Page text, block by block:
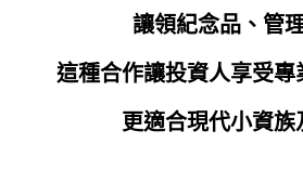
讓領紀念品、管
這種合作讓投資人享受
更適合現代小資族